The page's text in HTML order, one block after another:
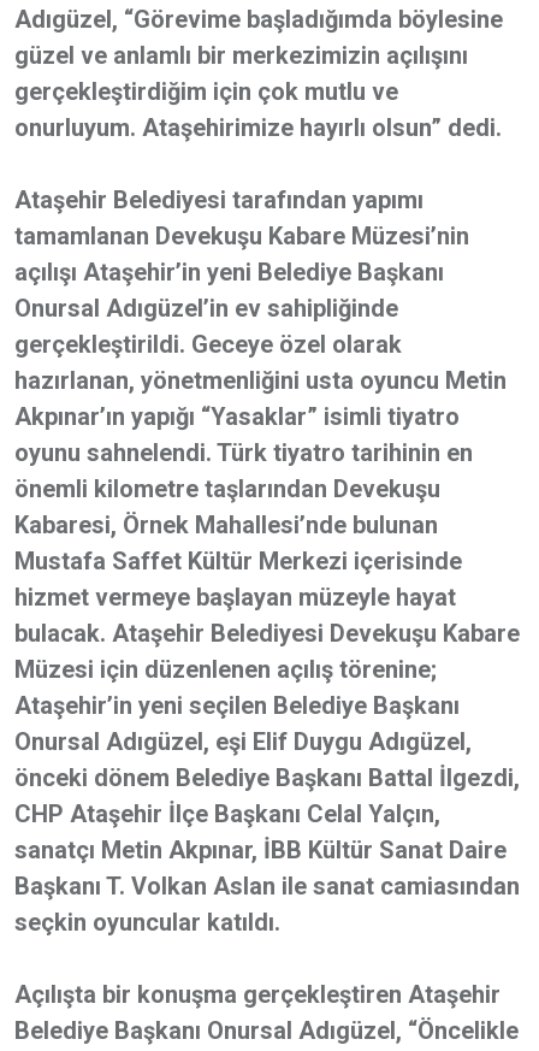
Adıgüzel, “Görevime başladığımda böylesine
güzel ve anlamlı bir merkezimizin açılışını
gerçekleştirdiğim için çok mutlu ve
onurluyum. Ataşehirimize hayırlı olsun” dedi.
Ataşehir Belediyesi tarafından yapımı
tamamlanan Devekuşu Kabare Müzesi’nin
açılışı Ataşehir’in yeni Belediye Başkanı
Onursal Adıgüzel’in ev sahipliğinde
gerçekleştirildi. Geceye özel olarak
hazırlanan, yönetmenliğini usta oyuncu Metin
Akpınar’ın yapığı “Yasaklar” isimli tiyatro
oyunu sahnelendi. Türk tiyatro tarihinin en
önemli kilometre taşlarından Devekuşu
Kabaresi, Örnek Mahallesi’nde bulunan
Mustafa Saffet Kültür Merkezi içerisinde
hizmet vermeye başlayan müzeyle hayat
bulacak. Ataşehir Belediyesi Devekuşu Kabare
Müzesi için düzenlenen açılış törenine;
Ataşehir’in yeni seçilen Belediye Başkanı
Onursal Adıgüzel, eşi Elif Duygu Adıgüzel,
önceki dönem Belediye Başkanı Battal İlgezdi,
CHP Ataşehir İlçe Başkanı Celal Yalçın,
sanatçı Metin Akpınar, İBB Kültür Sanat Daire
Başkanı T. Volkan Aslan ile sanat camiasından
seçkin oyuncular katıldı.
Açılışta bir konuşma gerçekleştiren Ataşehir
Belediye Başkanı Onursal Adıgüzel, “Öncelikle